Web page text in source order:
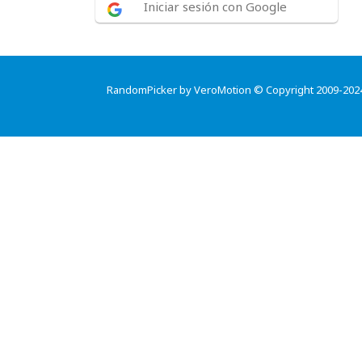
Iniciar sesión con Google
RandomPicker by VeroMotion © Copyright 2009-